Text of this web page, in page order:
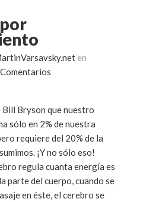
en
Bill Bryson que nuestro
sólo en 2% de nuestra
requiere del 20% de la
¡Y no sólo eso!
regula cuanta energía es
parte del cuerpo, cuando se
en éste, el cerebro se